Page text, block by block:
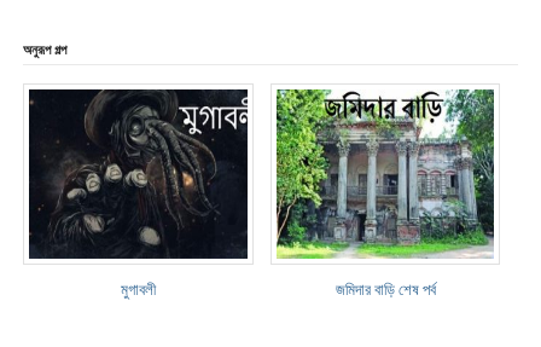
অনুরূপ গল্প
মুগাবলী জমিদার বাড়ি শেষ পর্ব